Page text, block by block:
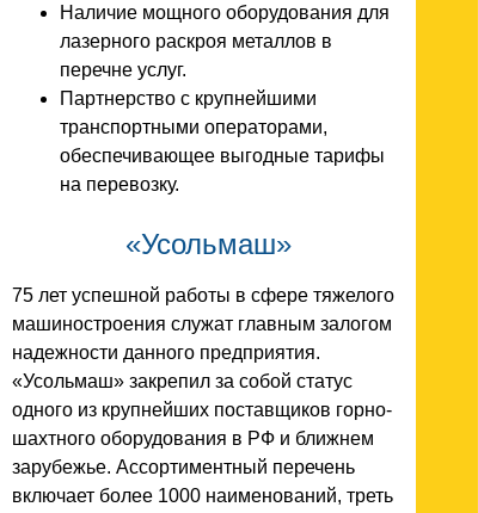
Наличие мощного оборудования для
лазерного раскроя металлов в
перечне услуг.
Партнерство с крупнейшими
транспортными операторами,
обеспечивающее выгодные тарифы
на перевозку.
«Усольмаш»
75 лет успешной работы в сфере тяжелого
машиностроения служат главным залогом
надежности данного предприятия.
«Усольмаш» закрепил за собой статус
одного из крупнейших поставщиков горно-
шахтного оборудования в РФ и ближнем
зарубежье. Ассортиментный перечень
включает более 1000 наименований, треть